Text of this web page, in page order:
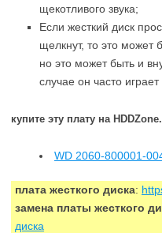
щекотливого звука;
Если жесткий диск
щелкнут, то это может
но это может быть и
случае он часто
купите эту плату на
WD 2060-800001-
плата жесткого диска:
замена платы жесткого
диска